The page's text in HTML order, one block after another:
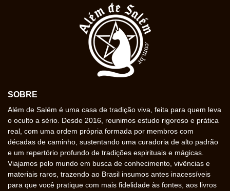
SOBRE
Além de Salém é uma casa de tradição viva, feita para quem leva
o oculto a sério. Desde 2016, reunimos estudo rigoroso e prática
real, com uma ordem própria formada por membros com
décadas de caminho, sustentando uma curadoria de alto padrão
e um repertório profundo de tradições espirituais e mágicas.
Viajamos pelo mundo em busca de conhecimento, vivências e
materiais raros, trazendo ao Brasil insumos antes inacessíveis
para que você pratique com mais fidelidade às fontes, aos livros